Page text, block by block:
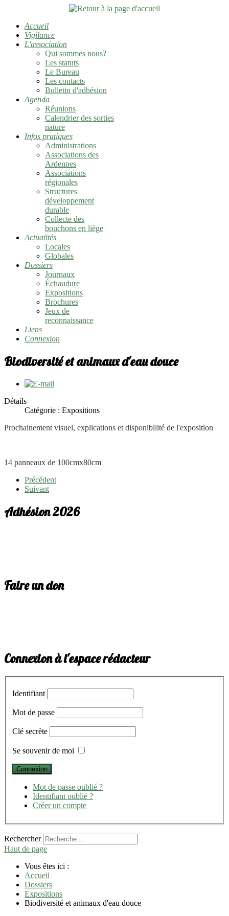
Accueil
Vigilance
L'association
Qui sommes nous?
Les statuts
Le Bureau
Les contacts
Bulletin d'adhésion
Agenda
Réunions
Calendrier des sorties
nature
Infos pratiques
Administrations
Associations des
Ardennes
Associations
régionales
Structures
développement
durable
Collecte des
bouchons en liège
Actualités
Locales
Globales
Dossiers
Journaux
Échaudure
Expositions
Brochures
Jeux de
reconnaissance
Liens
Connexion
Biodiversité et animaux d'eau douce
Détails
Catégorie : Expositions
Prochainement visuel, explications et disponibilité de l'exposition
14 panneaux de 100cmx80cm
Précédent
Suivant
Adhésion 2026
Faire un don
Connexion à l'espace rédacteur
Identifiant
Mot de passe
Clé secrète
Se souvenir de moi
Mot de passe oublié ?
Identifiant oublié ?
Créer un compte
Rechercher
Haut de page
Vous êtes ici :
Accueil
Dossiers
Expositions
Biodiversité et animaux d'eau douce